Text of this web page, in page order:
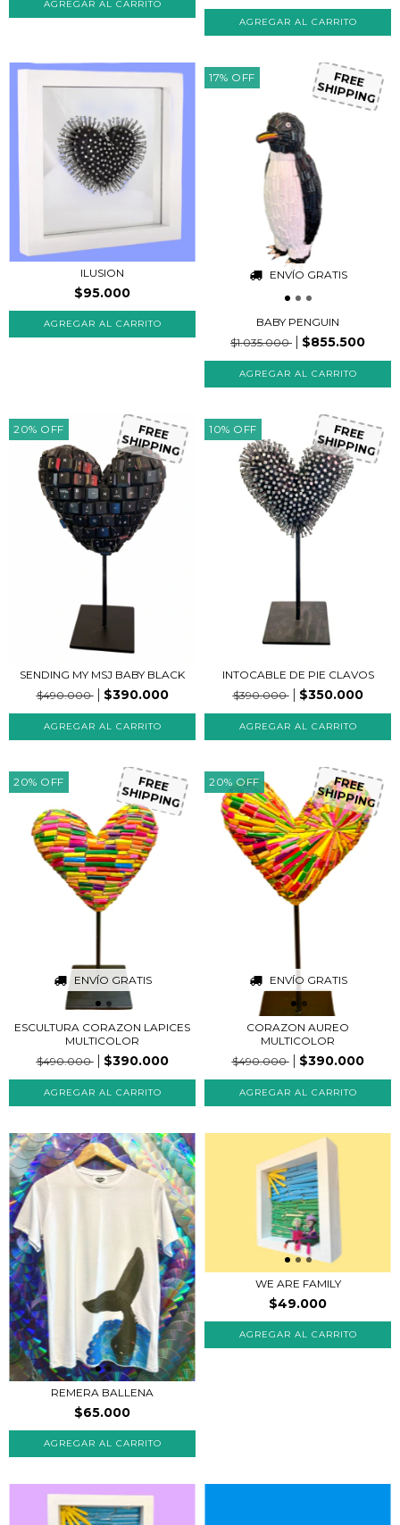
AGREGAR AL CARRITO
ILUSION
$95.000
17% OFF
ENVÍO GRATIS
FREE
SHIPPING
BABY PENGUIN
$1.035.000
$855.500
20% OFF FREE
SHIPPING
SENDING MY MSJ BABY BLACK
$490.000
$390.000
10% OFF FREE
SHIPPING
INTOCABLE DE PIE CLAVOS
$390.000
$350.000
20% OFF
ENVÍO GRATIS
FREE
SHIPPING
ESCULTURA CORAZON LAPICES
MULTICOLOR
$490.000
$390.000
20% OFF
ENVÍO GRATIS
FREE
SHIPPING
CORAZON AUREO
MULTICOLOR
$490.000
$390.000
REMERA BALLENA
$65.000
WE ARE FAMILY
$49.000